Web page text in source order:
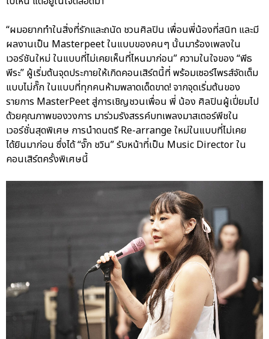
“ผมอยากทำในสิ่งที่รักและถนัด ชวนศิลปิน เพื่อนพี่น้องที่สนิท และมี
ผลงานเป็น Masterpeet ในแบบของคนๆ นั้นมาร้องเพลงใน
เวอร์ชันใหม่ ในแบบที่ไม่เคยเห็นที่ไหนมาก่อน” ความในใจของ “พีธ
พีระ” ผู้เริ่มต้นจุดประกายให้เกิดคอนเสิร์ตนี้ที่ พร้อมเซอร์ไพรส์จัดเต็ม
แบบไม่กั๊ก ในแบบที่ทุกคนห้ามพลาดเด็ดขาด! จากจุดเริ่มต้นของ
รายการ MasterPeet สู่การเชิญชวนเพื่อน พี่ น้อง ศิลปินผู้เปี่ยมไป
ด้วยคุณภาพของวงการ มาร่วมรังสรรค์บทเพลงมาสเตอร์พีชใน
เวอร์ชั่นสุดพิเศษ การนำดนตรี Re-arrange ใหม่ในแบบที่ไม่เคย
ได้ยินมาก่อน ซึ่งได้ “จั๊ก ชวิน” รับหน้าที่เป็น Music Director ใน
คอนเสิร์ตครั้งพิเศษนี้